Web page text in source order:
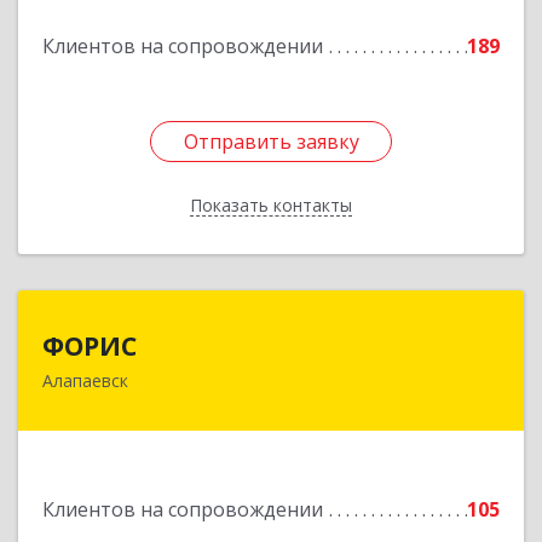
Клиентов на сопровождении 189
Отправить заявку
Показать контакты
Отправить заявку
Назад
ФОРИС
Алапаевск
Клиентов на сопровождении 105
624601, Свердловская обл, Алапаевск г, Ленина